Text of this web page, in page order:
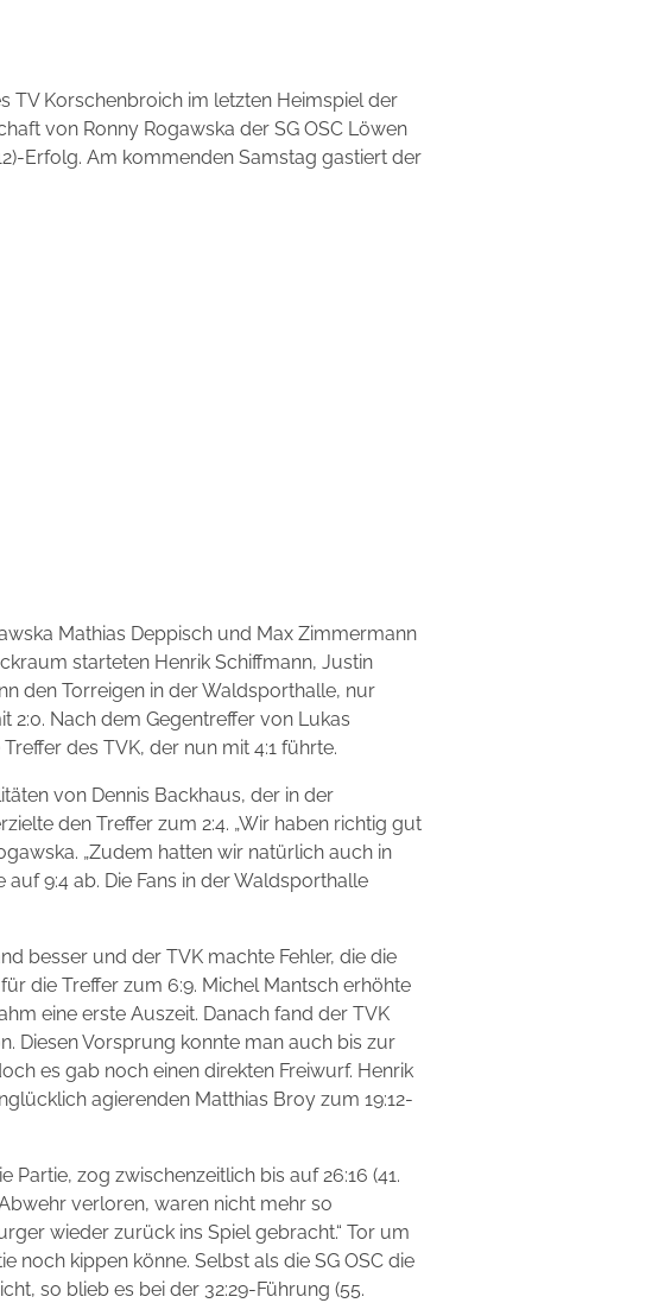
TV Korschenbroich im letzten Heimspiel der
von Ronny Rogawska der SG OSC Löwen
Erfolg. Am kommenden Samstag gastiert der
Mathias Deppisch und Max Zimmermann
starteten Henrik Schiffmann, Justin
den Torreigen in der Waldsporthalle, nur
2:0. Nach dem Gegentreffer von Lukas
des TVK, der nun mit 4:1 führte.
von Dennis Backhaus, der in der
den Treffer zum 2:4. „Wir haben richtig gut
„Zudem hatten wir natürlich auch in
auf 9:4 ab. Die Fans in der Waldsporthalle
besser und der TVK machte Fehler, die die
die Treffer zum 6:9. Michel Mantsch erhöhte
eine erste Auszeit. Danach fand der TVK
Diesen Vorsprung konnte man auch bis zur
es gab noch einen direkten Freiwurf. Henrik
agierenden Matthias Broy zum 19:12-
zog zwischenzeitlich bis auf 26:16 (41.
verloren, waren nicht mehr so
wieder zurück ins Spiel gebracht.“ Tor um
noch kippen könne. Selbst als die SG OSC die
so blieb es bei der 32:29-Führung (55.